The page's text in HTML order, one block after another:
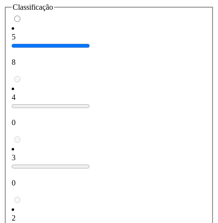
Classificação
5
8
4
0
3
0
2